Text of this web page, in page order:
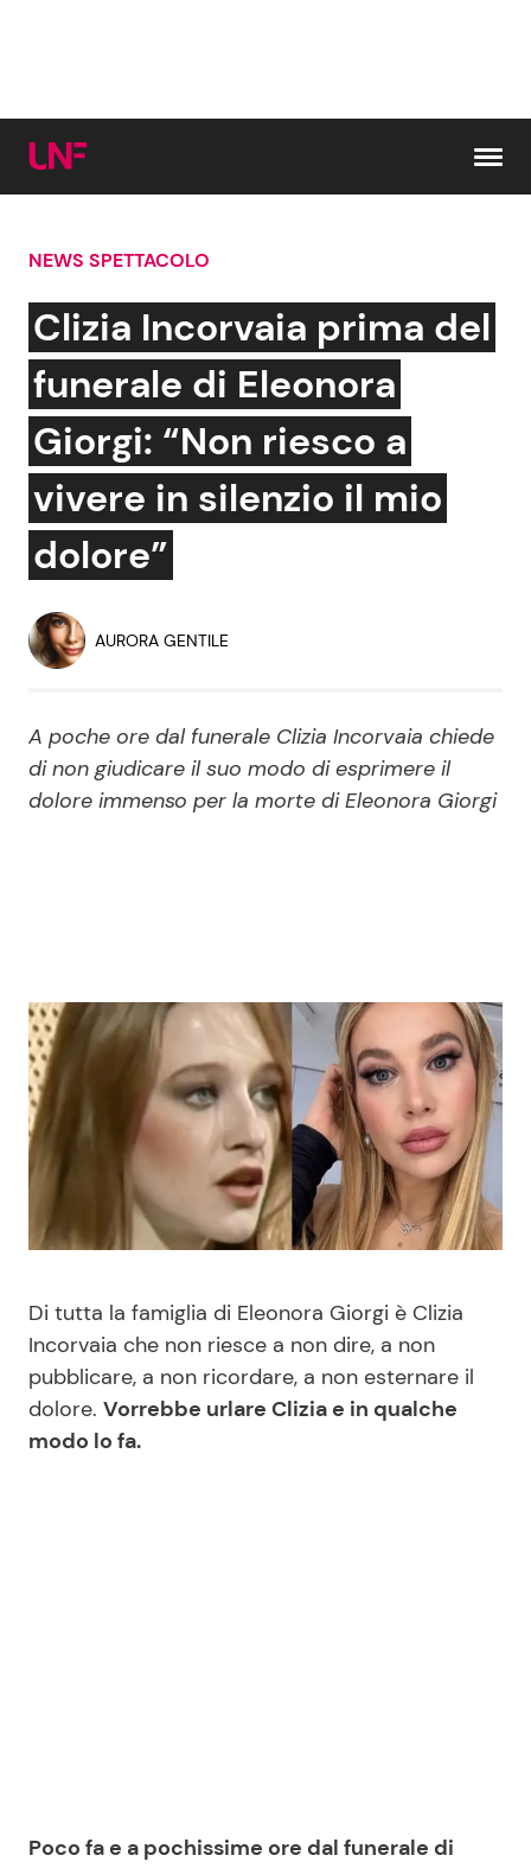
Cerca:
News e Cronaca
Attualità Italiana
Dal Mondo
Economia
Persone Scomparse
Gossip e TV
Bellezze VIP
Coppie VIP
Soap Opera
News Spettacolo
Benessere
Casa
Moda e Style
Mondo Mamma
News benessere
Salute
Cucina e Ricette
Consigli di Cucina
Dolci
Le Ricette in TV
Chi siamo
NEWS SPETTACOLO
Clizia Incorvaia prima del
funerale di Eleonora
Giorgi: “Non riesco a
vivere in silenzio il mio
dolore”
AURORA GENTILE
A poche ore dal funerale Clizia Incorvaia chiede
di non giudicare il suo modo di esprimere il
dolore immenso per la morte di Eleonora Giorgi
Di tutta la famiglia di Eleonora Giorgi è Clizia
Incorvaia che non riesce a non dire, a non
pubblicare, a non ricordare, a non esternare il
dolore. Vorrebbe urlare Clizia e in qualche
modo lo fa.
Poco fa e a pochissime ore dal funerale di